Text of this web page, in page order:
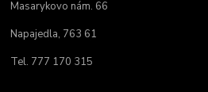
Masarykovo nám. 66
Napajedla, 763 61
Tel. 777 170 315